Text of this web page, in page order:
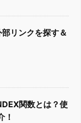
リンクを探す＆
関数とは？使
！